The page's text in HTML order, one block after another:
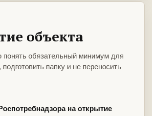
объекта
обязательный минимум для
подготовить папку и не переносить
на открытие